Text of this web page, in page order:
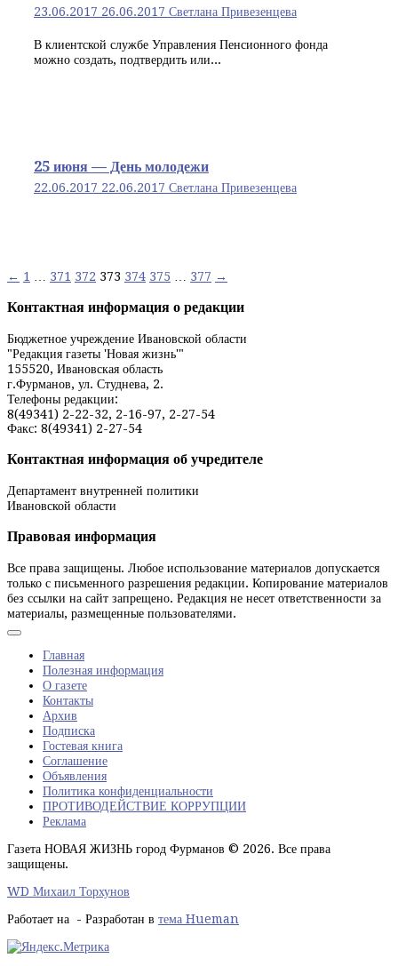
23.06.2017 26.06.2017 Светлана Привезенцева
В клиентской службе Управления Пенсионного фонда
можно создать, подтвердить или...
25 июня — День молодежи
22.06.2017 22.06.2017 Светлана Привезенцева
Навигация
по
← 1 371 372 373 374 375 377 →
Контактная информация о редакции
Бюджетное учреждение Ивановской области
"Редакция газеты 'Новая жизнь'"
155520, Ивановская область
г.Фурманов, ул. Студнева, 2.
Телефоны редакции:
8(49341) 2-22-32, 2-16-97, 2-27-54
Факс: 8(49341) 2-27-54
Контактная информация об учредителе
Департамент внутренней политики
Ивановской области
Правовая информация
Все права защищены. Любое использование материалов допускается
только с письменного разрешения редакции. Копирование материалов
без ссылки на сайт запрещено. Редакция не несет ответственности за
материалы, размещенные пользователями.
Главная
Полезная информация
О газете
Контакты
Архив
Подписка
Гостевая книга
Соглашение
Объявления
Политика конфиденциальности
ПРОТИВОДЕЙСТВИЕ КОРРУПЦИИ
Реклама
Газета НОВАЯ ЖИЗНЬ город Фурманов © 2026. Все права
защищены.
WD Михаил Торхунов
Работает на - Разработан в тема Hueman